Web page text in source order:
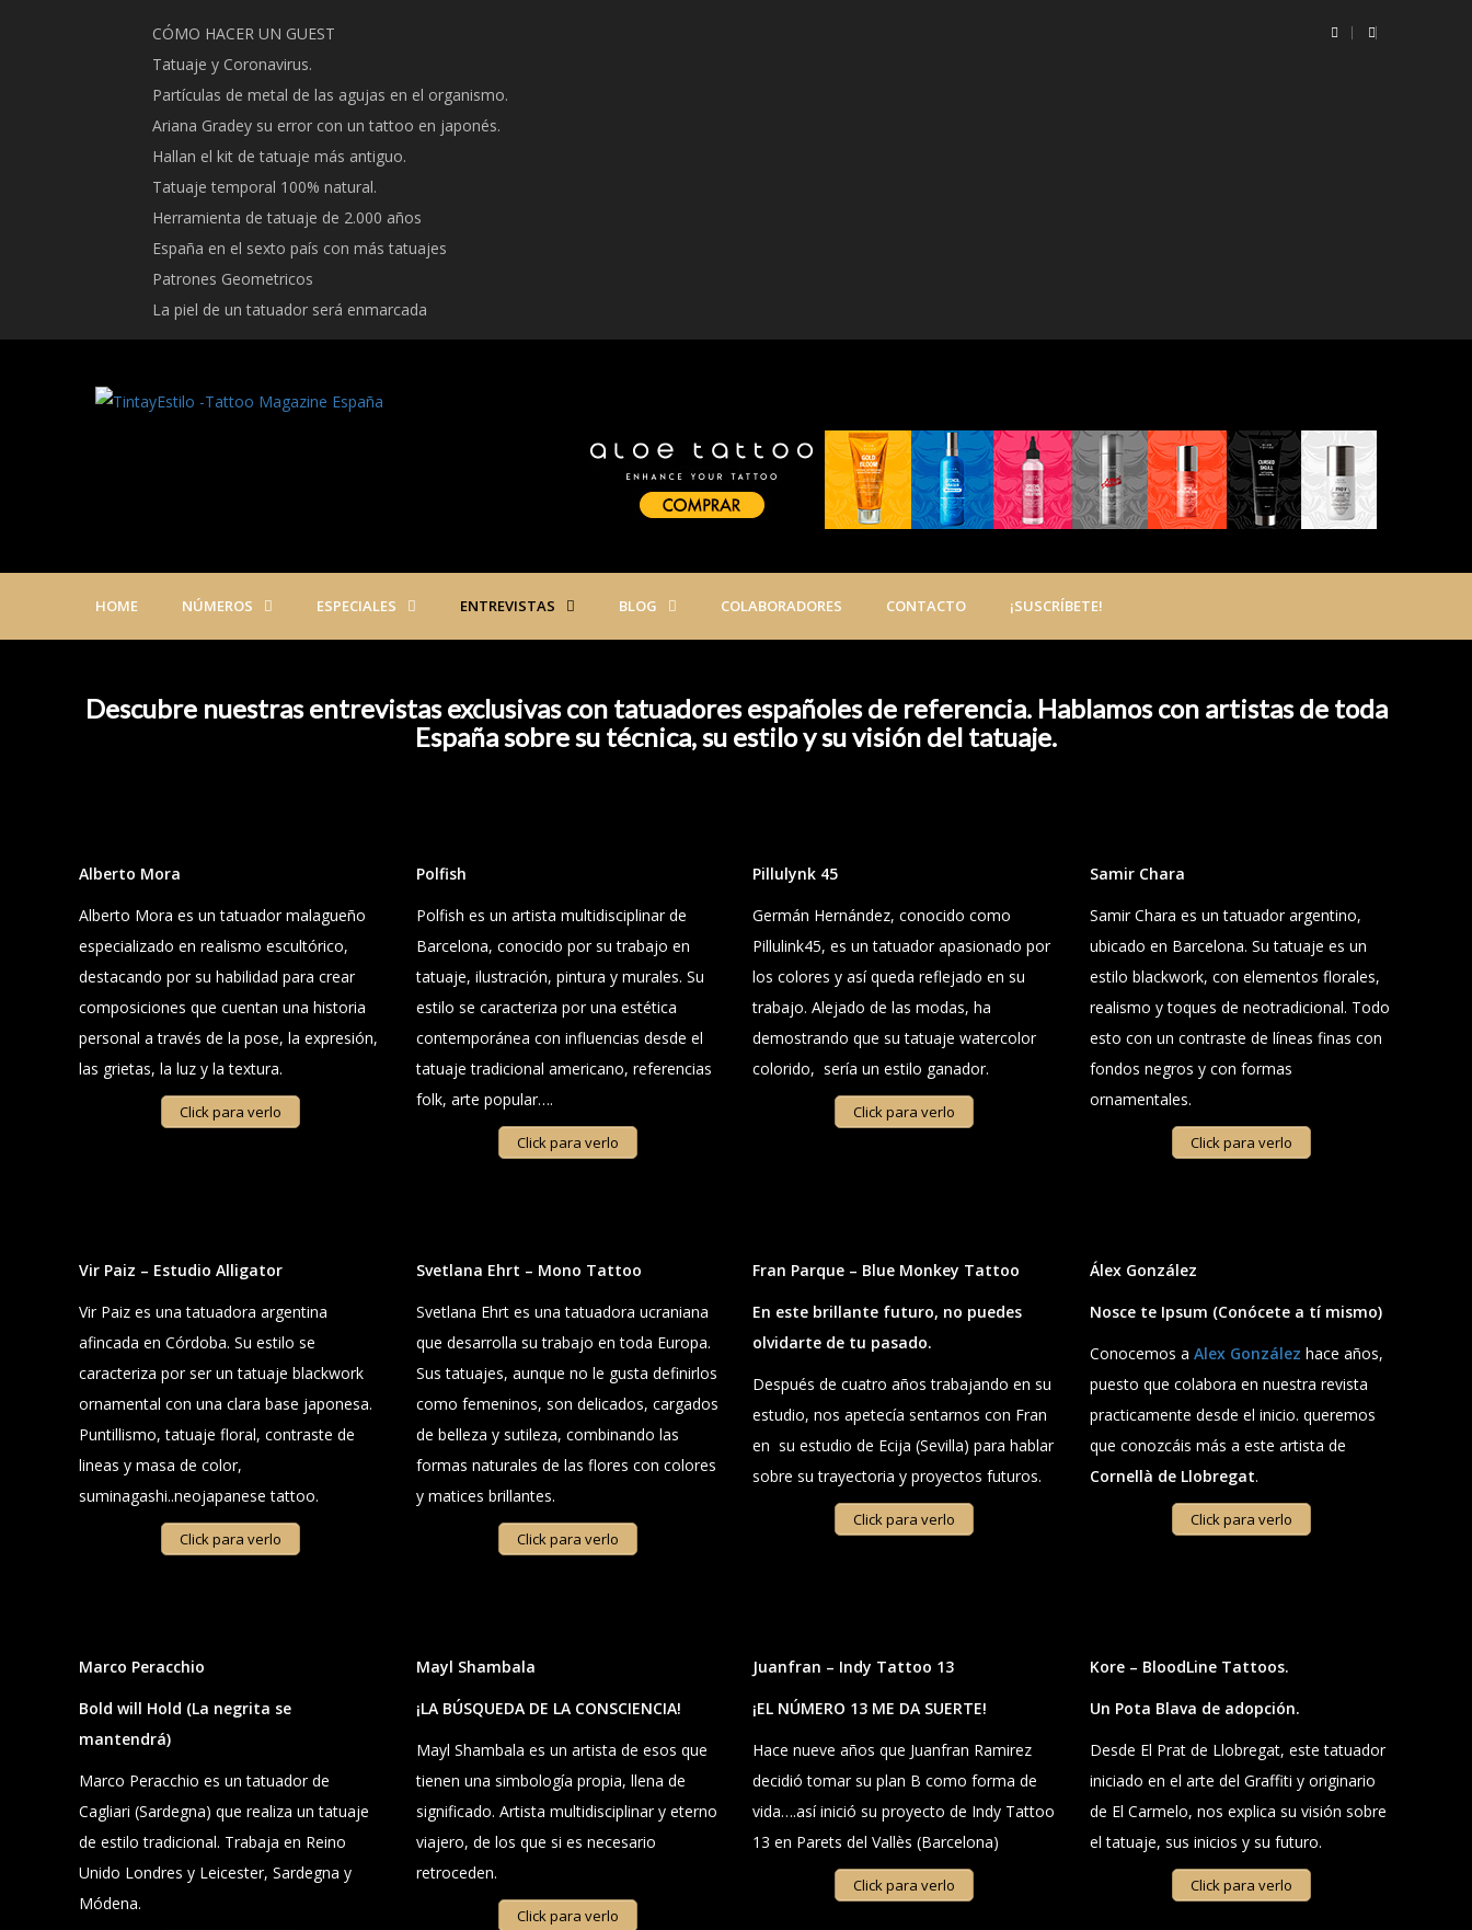
CÓMO HACER UN GUEST
Tatuaje y Coronavirus.
Partículas de metal de las agujas en el organismo.
Ariana Gradey su error con un tattoo en japonés.
Hallan el kit de tatuaje más antiguo.
Tatuaje temporal 100% natural.
Herramienta de tatuaje de 2.000 años
España en el sexto país con más tatuajes
Patrones Geometricos
La piel de un tatuador será enmarcada
HOME NÚMEROS ESPECIALES ENTREVISTAS BLOG COLABORADORES CONTACTO ¡SUSCRÍBETE!
Descubre nuestras entrevistas exclusivas con tatuadores españoles de referencia. Hablamos con artistas de toda
España sobre su técnica, su estilo y su visión del tatuaje.
Alberto Mora
Alberto Mora es un tatuador malagueño
especializado en realismo escultórico,
destacando por su habilidad para crear
composiciones que cuentan una historia
personal a través de la pose, la expresión,
las grietas, la luz y la textura.
Click para verlo
Polfish
Polfish es un artista multidisciplinar de
Barcelona, conocido por su trabajo en
tatuaje, ilustración, pintura y murales. Su
estilo se caracteriza por una estética
contemporánea con influencias desde el
tatuaje tradicional americano, referencias
folk, arte popular….
Click para verlo
Pillulynk 45
Germán Hernández, conocido como
Pillulink45, es un tatuador apasionado por
los colores y así queda reflejado en su
trabajo. Alejado de las modas, ha
demostrando que su tatuaje watercolor
colorido, sería un estilo ganador.
Click para verlo
Samir Chara
Samir Chara es un tatuador argentino,
ubicado en Barcelona. Su tatuaje es un
estilo blackwork, con elementos florales,
realismo y toques de neotradicional. Todo
esto con un contraste de líneas finas con
fondos negros y con formas
ornamentales.
Click para verlo
Vir Paiz – Estudio Alligator
Vir Paiz es una tatuadora argentina
afincada en Córdoba. Su estilo se
caracteriza por ser un tatuaje blackwork
ornamental con una clara base japonesa.
Puntillismo, tatuaje floral, contraste de
lineas y masa de color,
suminagashi..neojapanese tattoo.
Click para verlo
Svetlana Ehrt – Mono Tattoo
Svetlana Ehrt es una tatuadora ucraniana
que desarrolla su trabajo en toda Europa. ​​
Sus tatuajes, aunque no le gusta definirlos
como femeninos, son delicados, cargados
de belleza y sutileza, combinando las
formas naturales de las flores con colores
y matices brillantes.
Click para verlo
Fran Parque – Blue Monkey Tattoo
En este brillante futuro, no puedes
olvidarte de tu pasado.
Después de cuatro años trabajando en su
estudio, nos apetecía sentarnos con Fran
en su estudio de Ecija (Sevilla) para hablar
sobre su trayectoria y proyectos futuros.
Click para verlo
Álex González
Nosce te Ipsum (Conócete a tí mismo)
Conocemos a Alex González hace años,
puesto que colabora en nuestra revista
practicamente desde el inicio. queremos
que conozcáis más a este artista de
Cornellà de Llobregat.
Click para verlo
Marco Peracchio
Bold will Hold (La negrita se
mantendrá)
Marco Peracchio es un tatuador de
Cagliari (Sardegna) que realiza un tatuaje
de estilo tradicional. Trabaja en Reino
Unido Londres y Leicester, Sardegna y
Módena.
Mayl Shambala
¡LA BÚSQUEDA DE LA CONSCIENCIA!
Mayl Shambala es un artista de esos que
tienen una simbología propia, llena de
significado. Artista multidisciplinar y eterno
viajero, de los que si es necesario
retroceden.
Click para verlo
Juanfran – Indy Tattoo 13
¡EL NÚMERO 13 ME DA SUERTE!
Hace nueve años que Juanfran Ramirez
decidió tomar su plan B como forma de
vida….así inició su proyecto de Indy Tattoo
13 en Parets del Vallès (Barcelona)
Click para verlo
Kore – BloodLine Tattoos.
Un Pota Blava de adopción.
Desde El Prat de Llobregat, este tatuador
iniciado en el arte del Graffiti y originario
de El Carmelo, nos explica su visión sobre
el tatuaje, sus inicios y su futuro.
Click para verlo